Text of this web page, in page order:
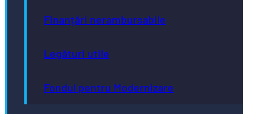
Finanțări nerambursabile
Legături utile
Fondul pentru Modernizare